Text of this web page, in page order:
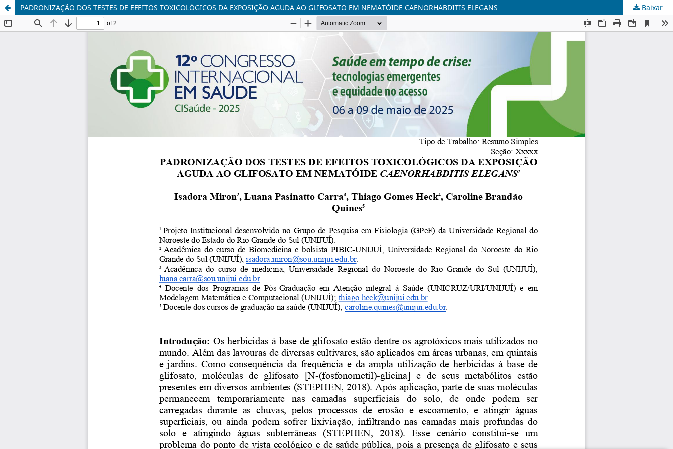
PADRONIZAÇÃO DOS TESTES DE EFEITOS TOXICOLÓGICOS DA EXPOSIÇÃO AGUDA AO GLIFOSATO EM NEMATÓIDE CAENORHABDITIS ELEGANS Baixar